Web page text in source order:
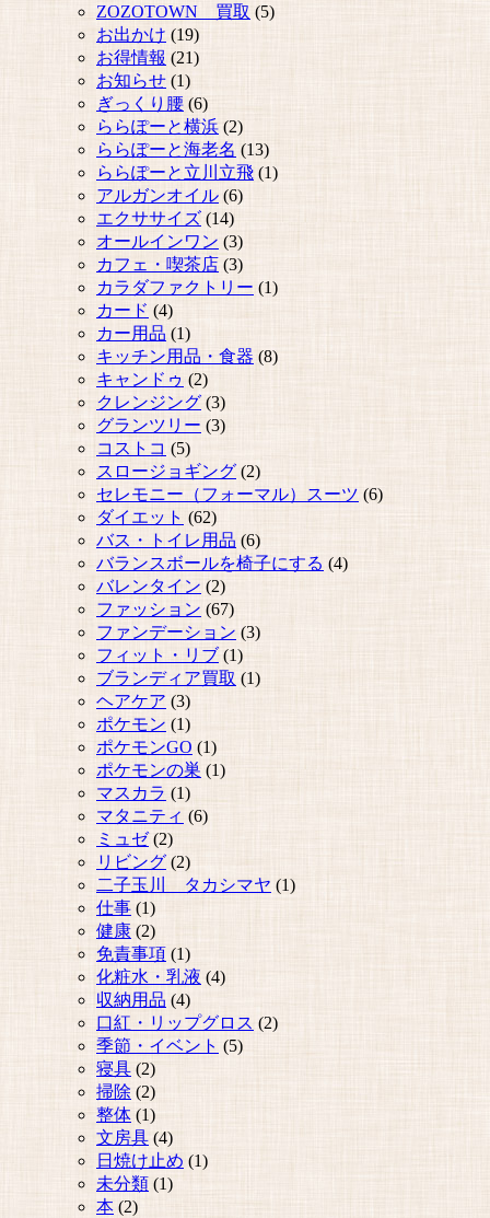
ZOZOTOWN 買取 (5)
お出かけ (19)
お得情報 (21)
お知らせ (1)
ぎっくり腰 (6)
ららぽーと横浜 (2)
ららぽーと海老名 (13)
ららぽーと立川立飛 (1)
アルガンオイル (6)
エクササイズ (14)
オールインワン (3)
カフェ・喫茶店 (3)
カラダファクトリー (1)
カード (4)
カー用品 (1)
キッチン用品・食器 (8)
キャンドゥ (2)
クレンジング (3)
グランツリー (3)
コストコ (5)
スロージョギング (2)
セレモニー（フォーマル）スーツ (6)
ダイエット (62)
バス・トイレ用品 (6)
バランスボールを椅子にする (4)
バレンタイン (2)
ファッション (67)
ファンデーション (3)
フィット・リブ (1)
ブランディア買取 (1)
ヘアケア (3)
ポケモン (1)
ポケモンGO (1)
ポケモンの巣 (1)
マスカラ (1)
マタニティ (6)
ミュゼ(2)
リビング (2)
二子玉川 タカシマヤ (1)
仕事 (1)
健康 (2)
免責事項 (1)
化粧水・乳液 (4)
収納用品 (4)
口紅・リップグロス (2)
季節・イベント (5)
寝具 (2)
掃除 (2)
整体 (1)
文房具 (4)
日焼け止め (1)
未分類 (1)
本 (2)